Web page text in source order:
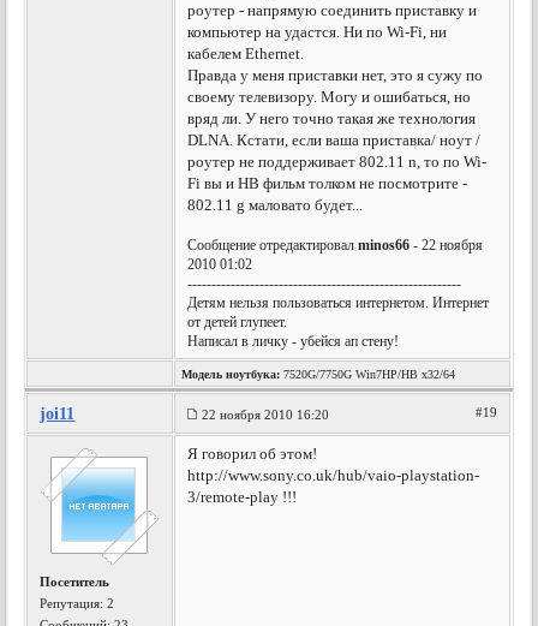
роутер - напрямую соединить приставку и
компьютер на удастся. Ни по Wi-Fi, ни
кабелем Ethernet.
Правда у меня приставки нет, это я сужу по
своему телевизору. Могу и ошибаться, но
вряд ли. У него точно такая же технология
DLNA. Кстати, если ваша приставка/ ноут /
роутер не поддерживает 802.11 n, то по Wi-
Fi вы и НВ фильм толком не посмотрите -
802.11 g маловато будет...
Сообщение отредактировалminos66 - 22 ноября
2010 01:02
---------------------------------------------------------
Детям нельзя пользоваться интернетом. Интернет
от детей глупеет.
Написал в личку - убейся ап стену!
Модель ноутбука: 7520G/7750G Win7HP/HB x32/64
joi11 22 ноября 2010 16:20 #19
Посетитель
Репутация:2
Я говорил об этом!
http://www.sony.co.uk/hub/vaio-playstation-
3/remote-play !!!